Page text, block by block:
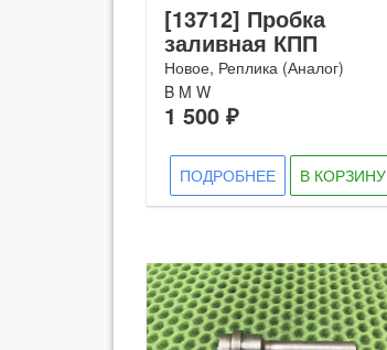
[13712] Пробка
заливная КПП
Новое, Реплика (Аналог)
B M W
1 500 ₽
ПОДРОБНЕЕ В КОРЗИНУ